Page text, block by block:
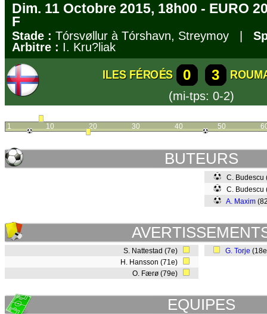
Dim. 11 Octobre 2015, 18h00 - EURO
F
Stade : Tórsvøllur à Tórshavn, Streymoy |
Arbitre : I. Kru?liak
ILES FÉROÉS 0 3
(mi-tps: 0-2)
1 10 20 30 40 50
BUTEURS
C.
C.
A. Maxim
S. Nattestad (7e)
H. Hansson (71e)
O. Færø (79e)
G. Torje
EQUIPES